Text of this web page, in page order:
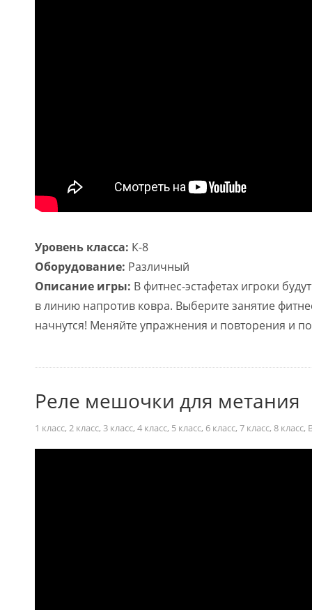
Уровень класса: К-8
Оборудование: Различный
Описание игры: В фитнес-эстафетах игроки
в линию напротив ковра. Выберите занятие
начнутся! Меняйте упражнения и повторения и
Реле мешочки для метания
1 класс, 2 класс, 3 класс, 4 класс, 5 класс, 6 класс, 7 класс, 8 класс,